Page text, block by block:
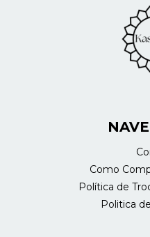
Como
Política de
Politica